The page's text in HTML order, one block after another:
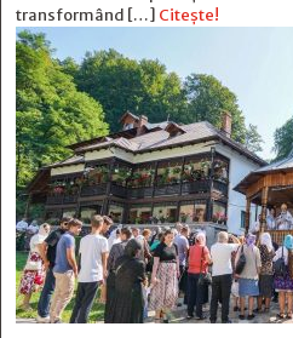
transformând […] Citește!